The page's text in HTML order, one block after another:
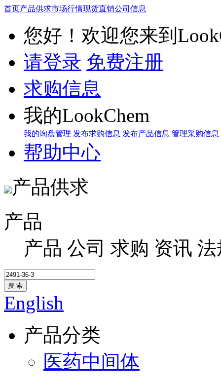
首页产品供求市场行情现货直销公司信息
您好！欢迎您来到
请登录 免费注册
求购信息
我的LookChem
我的询盘管理 发布求购信息 发布产品信息 管理采购信息
帮助中心
产品供求
产品
产品 公司 求购 资讯 法
搜 索
English
产品分类
医药中间体